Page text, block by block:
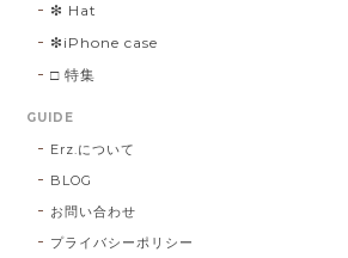
❇︎ Hat
❇︎iPhone case
□ 特集
GUIDE
Erz.について
BLOG
お問い合わせ
プライバシーポリシー